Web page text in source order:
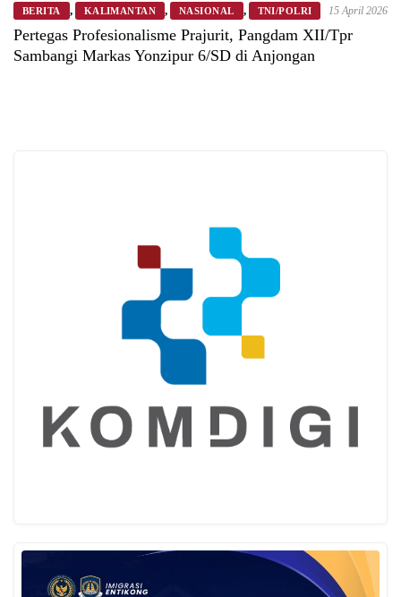
BERITA , KALIMANTAN , NASIONAL , TNI/POLRI 15 April 2026
Pertegas Profesionalisme Prajurit, Pangdam XII/Tpr
Sambangi Markas Yonzipur 6/SD di Anjongan